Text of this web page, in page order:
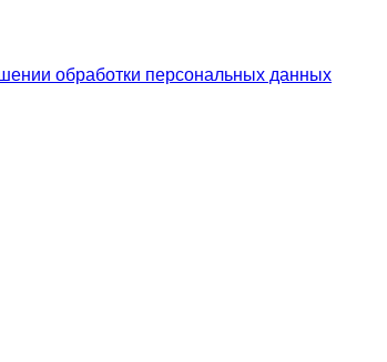
обработки персональных данных